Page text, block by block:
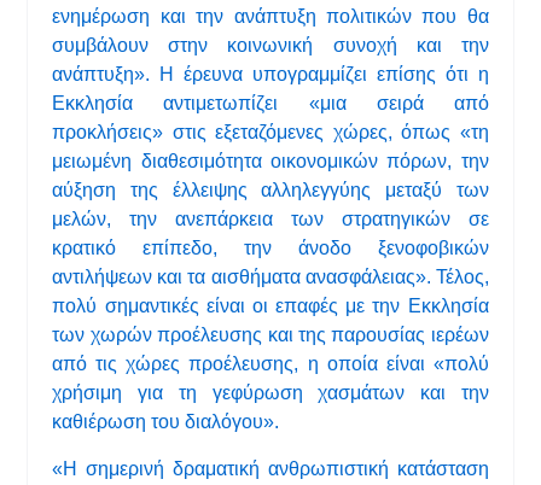
ενημέρωση και την ανάπτυξη πολιτικών που θα
συμβάλουν στην κοινωνική συνοχή και την
ανάπτυξη». Η έρευνα υπογραμμίζει επίσης ότι η
Εκκλησία αντιμετωπίζει «μια σειρά από
προκλήσεις» στις εξεταζόμενες χώρες, όπως «τη
μειωμένη διαθεσιμότητα οικονομικών πόρων, την
αύξηση της έλλειψης αλληλεγγύης μεταξύ των
μελών, την ανεπάρκεια των στρατηγικών σε
κρατικό επίπεδο, την άνοδο ξενοφοβικών
αντιλήψεων και τα αισθήματα ανασφάλειας». Τέλος,
πολύ σημαντικές είναι οι επαφές με την Εκκλησία
των χωρών προέλευσης και της παρουσίας ιερέων
από τις χώρες προέλευσης, η οποία είναι «πολύ
χρήσιμη για τη γεφύρωση χασμάτων και την
καθιέρωση του διαλόγου».
«Η σημερινή δραματική ανθρωπιστική κατάσταση